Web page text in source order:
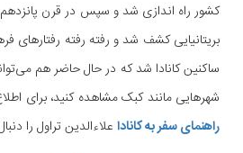
کشور راه اندازی شد و سپس در قرن
بریتانیایی کشف شد و رفته رفته رفتارهای
ساکنین کانادا شد که در حال حاضر هم
شهرهایی مانند کبک مشاهده کنید، برای
راهنمای سفر به کانادا علاءالدین تراول را